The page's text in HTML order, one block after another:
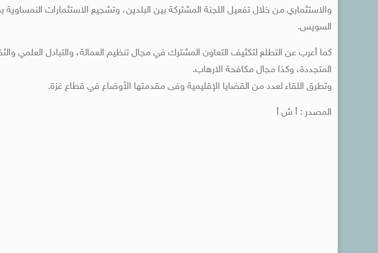
والاستثماري من خلال تفعيل اللجنة المشتركة بين البلدين، وتشجيع الاستثمارات
السويس.
كما أعرب عن التطلع لتكثيف التعاون المشترك في مجال تنظيم العمالة، والتبادل العلمي
المتجددة، وكذا مجال مكافحة الارهاب.
وتطرق اللقاء لعدد من القضايا الإقليمية وفى مقدمتها الأوضاع في قطاع غزة.
المصدر : أ ش أ